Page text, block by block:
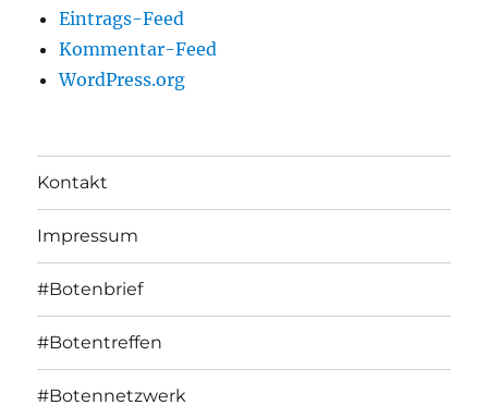
Eintrags-Feed
Kommentar-Feed
WordPress.org
Kontakt
Impressum
#Botenbrief
#Botentreffen
#Botennetzwerk